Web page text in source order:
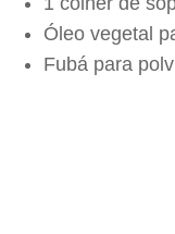
Óleo vegetal
Fubá para